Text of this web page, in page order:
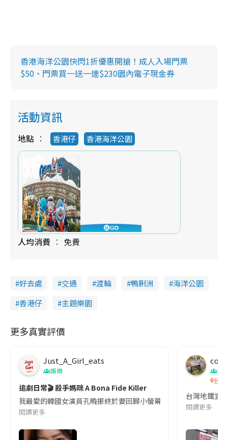
香港海洋公園快閃1折優惠開搶！成人入場門票
$50、門票買一送一連$230園內電子現金券
活動資訊
地點 香港仔 香港海洋公園
人均消費 免費
好去處 交通 渡輪 鴨脷洲
海洋公園
香港仔
主題樂園
更多真實評價
Just_A_Girl_eats
娛樂
追劇日常🎬 殺手媽咪 A Bona Fide Killer
我最愛的韓國女演員孔曉振終於要回歸小螢幕啦!這次的劇本改編
閱讀更多
co
吹
台灣
台灣地鐵宣
閱讀更多